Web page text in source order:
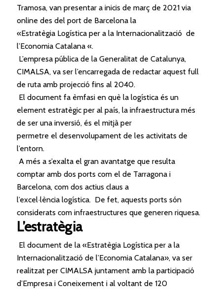
Tramosa, van presentar a inicis de març de 2021 via
online des del port de Barcelona la
«Estratègia Logísticaper a la Internacionalització de
l’Economia Catalana «.
L’empresa pública de la Generalitatde Catalunya,
CIMALSA, va ser l’encarregada de redactar aquest full
de ruta amb projecció fins al 2040.
Eldocument fa èmfasi en què la logísticaés un
element estratègic per al país, la infraestructura més
de ser una inversió, és elmitjà per
permetre eldesenvolupament de les activitats de
l’entorn.
A més a s’exalta elgran avantatge que resulta
comptar amb dos ports com elde Tarragona i
Barcelona, ​​com dos actius claus a
l’excel·lència logística. De fet, aquests ports són
considerats com infraestructures que generen riquesa.
L’estratègia
Eldocument de la «Estratègia Logísticaper a la
Internacionalització de l’Economia Catalana», va ser
realitzat per CIMALSA juntament amb la participació
d’Empresa i Coneixement i al voltant de 120